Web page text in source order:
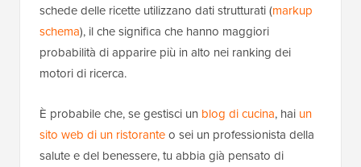
schede delle ricette utilizzano dati strutturati (markup
schema), il che significa che hanno maggiori
probabilità di apparire più in alto nei ranking dei
motori di ricerca.
È probabile che, se gestisci un blog di cucina, hai un
sito web di un ristoranteo sei un professionista della
salute e del benessere, tu abbia già pensato di